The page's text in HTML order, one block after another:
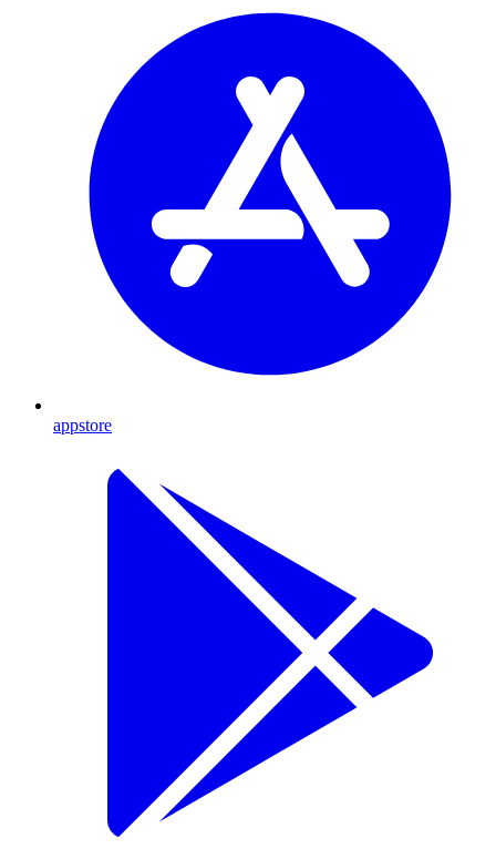
appstore